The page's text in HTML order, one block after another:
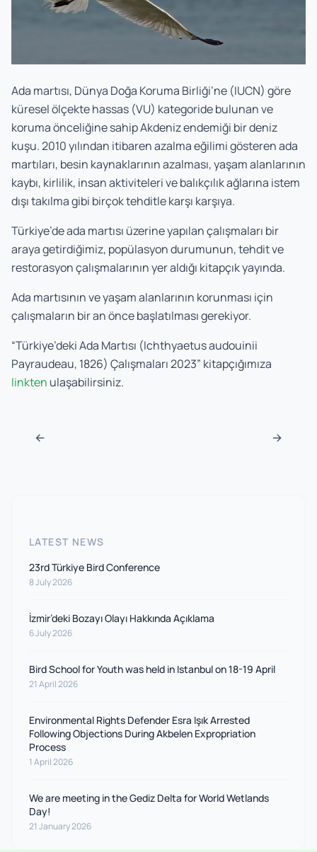
Ada martısı, Dünya Doğa Koruma Birliği’ne (IUCN) göre
küresel ölçekte hassas (VU) kategoride bulunan ve
koruma önceliğine sahip Akdeniz endemiği bir deniz
kuşu. 2010 yılından itibaren azalma eğilimi gösteren ada
martıları, besin kaynaklarının azalması, yaşam alanlarının
kaybı, kirlilik, insan aktiviteleri ve balıkçılık ağlarına istem
dışı takılma gibi birçok tehditle karşı karşıya.
Türkiye’de ada martısı üzerine yapılan çalışmaları bir
araya getirdiğimiz, popülasyon durumunun, tehdit ve
restorasyon çalışmalarının yer aldığı kitapçık yayında.
Ada martısının ve yaşam alanlarının korunması için
çalışmaların bir an önce başlatılması gerekiyor.
“Türkiye’deki Ada Martısı (Ichthyaetus audouinii
Payraudeau, 1826) Çalışmaları 2023” kitapçığımıza
linkten ulaşabilirsiniz.
Post navigation
← →
LATEST NEWS
23rd Türkiye Bird Conference
8 July 2026
İzmir’deki Bozayı Olayı Hakkında Açıklama
6 July 2026
Bird School for Youth was held in Istanbul on 18-19 April
21 April 2026
Environmental Rights Defender Esra Işık Arrested
Following Objections During Akbelen Expropriation
Process
1 April 2026
We are meeting in the Gediz Delta for World Wetlands
Day!
21 January 2026